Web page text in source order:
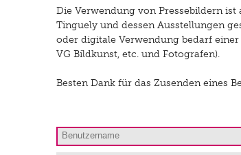
Die Verwendung von Pressebildern
Tinguely und dessen Ausstellungen
oder digitale Verwendung bedarf
VG Bildkunst, etc. und Fotografen).
Besten Dank für das Zusenden eines